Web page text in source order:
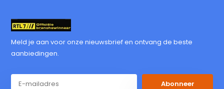
Meld je aan voor onze nieuwsbrief en ontvang de beste
aanbiedingen.
Abonneer